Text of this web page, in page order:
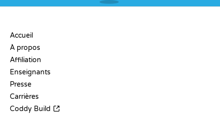
Accueil
À propos
Affiliation
Enseignants
Presse
Carrières
Coddy Build